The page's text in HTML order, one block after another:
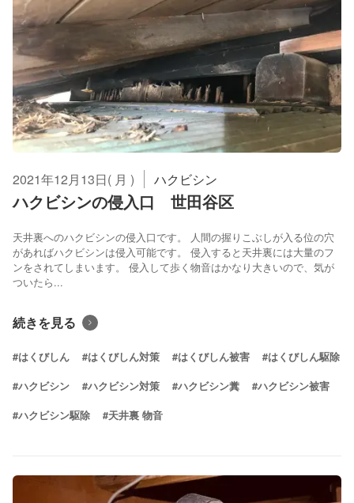
2021年12月13日( 月 ) ハクビシン
ハクビシンの侵入口 世田谷区
天井裏へのハクビシンの侵入口です。 人間の握りこぶしが入る位の穴
があればハクビシンは侵入可能です。 侵入すると天井裏には大量のフ
ンをされてしまいます。 侵入して歩く物音はかなり大きいので、気が
ついたら...
続きを見る
#はくびしん #はくびしん対策 #はくびしん被害 #はくびしん駆除
#ハクビシン #ハクビシン対策 #ハクビシン糞 #ハクビシン被害
#ハクビシン駆除 #天井裏 物音